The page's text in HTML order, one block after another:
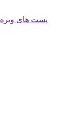
پست های ویژه